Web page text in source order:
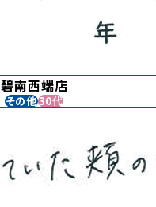
碧南西端店
その他30代